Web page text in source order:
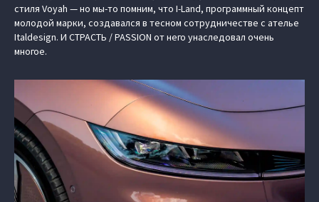
стиля Voyah — но мы-то помним, что I-Land, программный концепт
молодой марки, создавался в тесном сотрудничестве с ателье
Italdesign. И СТРАСТЬ / PASSION от него унаследовал очень
многое.